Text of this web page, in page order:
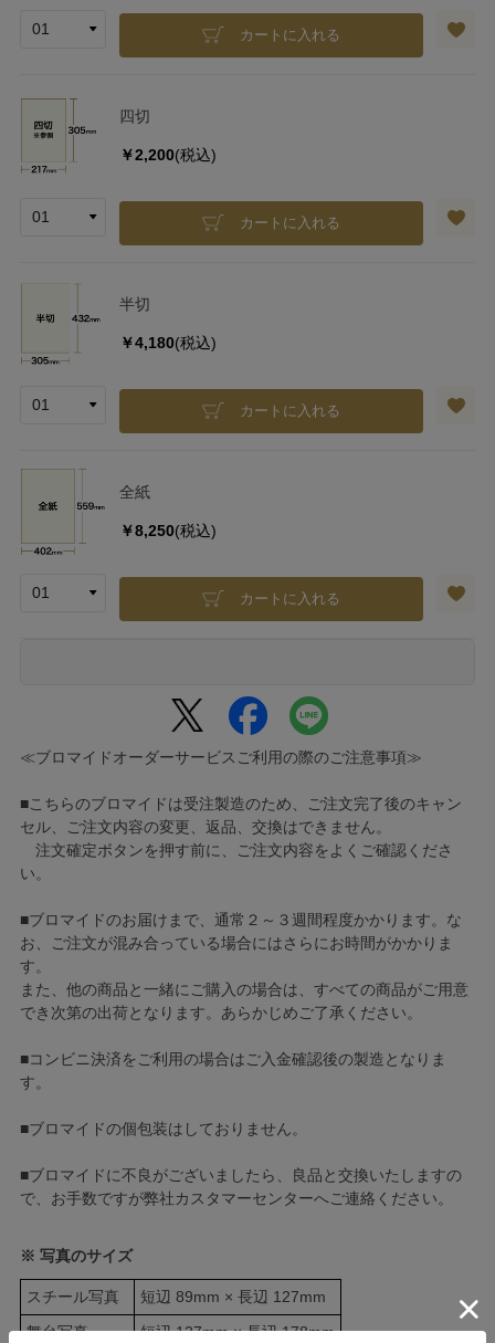
カートに入れる
四切
￥2,200(税込)
カートに入れる
半切
￥4,180(税込)
カートに入れる
全紙
￥8,250(税込)
カートに入れる
≪ブロマイドオーダーサービスご利用の際のご注意事項≫
■こちらのブロマイドは受注製造のため、ご注文完了後のキャン
セル、ご注文内容の変更、返品、交換はできません。
注文確定ボタンを押す前に、ご注文内容をよくご確認くださ
い。
■ブロマイドのお届けまで、通常２～３週間程度かかります。な
お、ご注文が混み合っている場合にはさらにお時間がかかりま
す。
また、他の商品と一緒にご購入の場合は、すべての商品がご用意
でき次第の出荷となります。あらかじめご了承ください。
■コンビニ決済をご利用の場合はご入金確認後の製造となりま
す。
■ブロマイドの個包装はしておりません。
■ブロマイドに不良がございましたら、良品と交換いたしますの
で、お手数ですが弊社カスタマーセンターへご連絡ください。
※ 写真のサイズ
スチール写真
短辺 89mm × 長辺 127mm
舞台写真
短辺 127mm × 長辺 178mm